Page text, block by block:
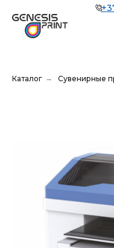
Каталог → Сувенирные